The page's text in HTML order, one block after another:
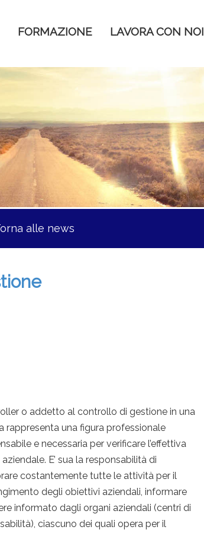
FORMAZIONE LAVORA CON NOI
alle news
o addetto al controllo di gestione in una
rappresenta una figura professionale
e necessaria per verificare l’effettiva
E’ sua la responsabilità di
costantemente tutte le attività per il
degli obiettivi aziendali, informare
informato dagli organi aziendali (centri di
ciascuno dei quali opera per il